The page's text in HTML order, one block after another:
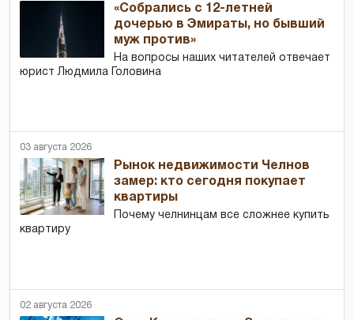
«Собрались с 12-летней
дочерью в Эмираты, но бывший
муж против»
На вопросы наших читателей отвечает
юрист Людмила Головина
03 августа 2026
Рынок недвижимости Челнов
замер: кто сегодня покупает
квартиры
Почему челнинцам все сложнее купить
квартиру
02 августа 2026